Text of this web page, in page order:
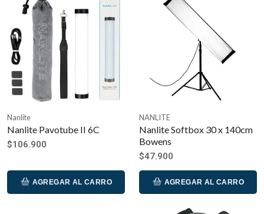
Nanlite
Nanlite Pavotube II 6C
$106.900
AGREGAR AL CARRO
NANLITE
Nanlite Softbox 30 x 140cm
Bowens
$47.900
AGREGAR AL CARRO